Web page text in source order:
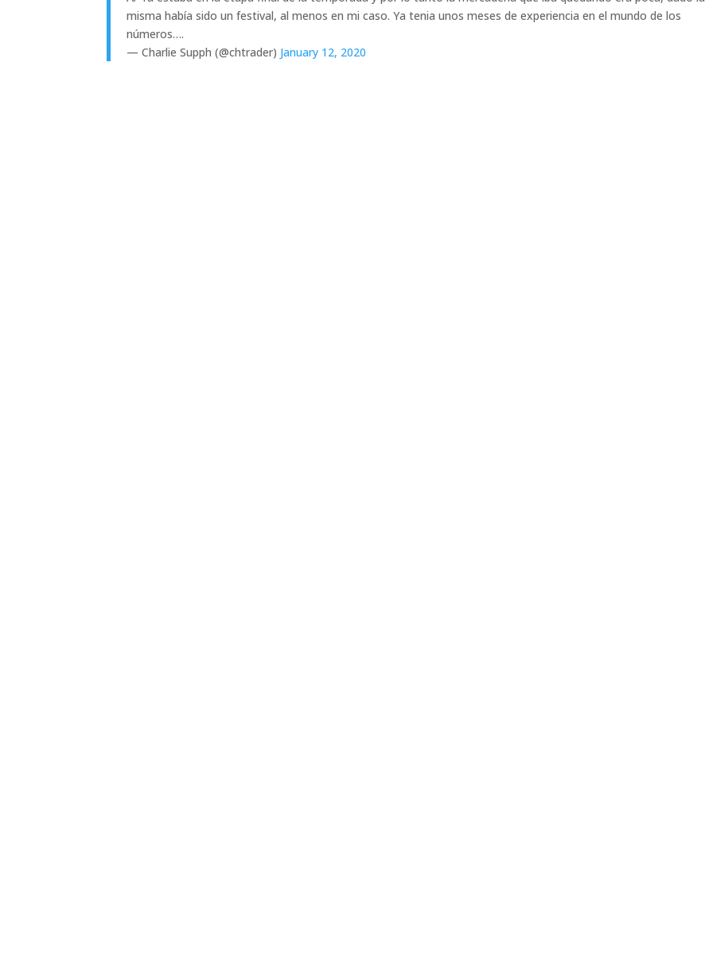
misma había sido un festival, al menos en mi caso. Ya tenia unos meses de experiencia en el mundo de los
números….
— Charlie Supph (@chtrader) January 12, 2020